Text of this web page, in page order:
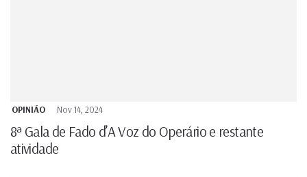
OPINIÃO Nov 14, 2024
8ª Gala de Fado d’A Voz do Operário e restante
atividade